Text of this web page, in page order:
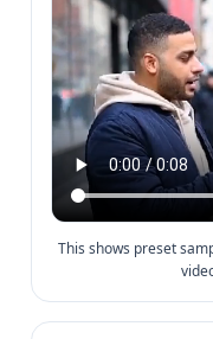
This shows preset